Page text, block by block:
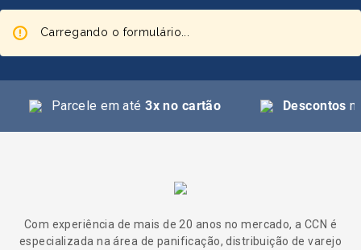
Carregando o formulário...
Parcele em até3x no cartão Descontos
Com experiência de mais de 20 anos no mercado, a CCN é
especializada na área de panificação, distribuição de varejo